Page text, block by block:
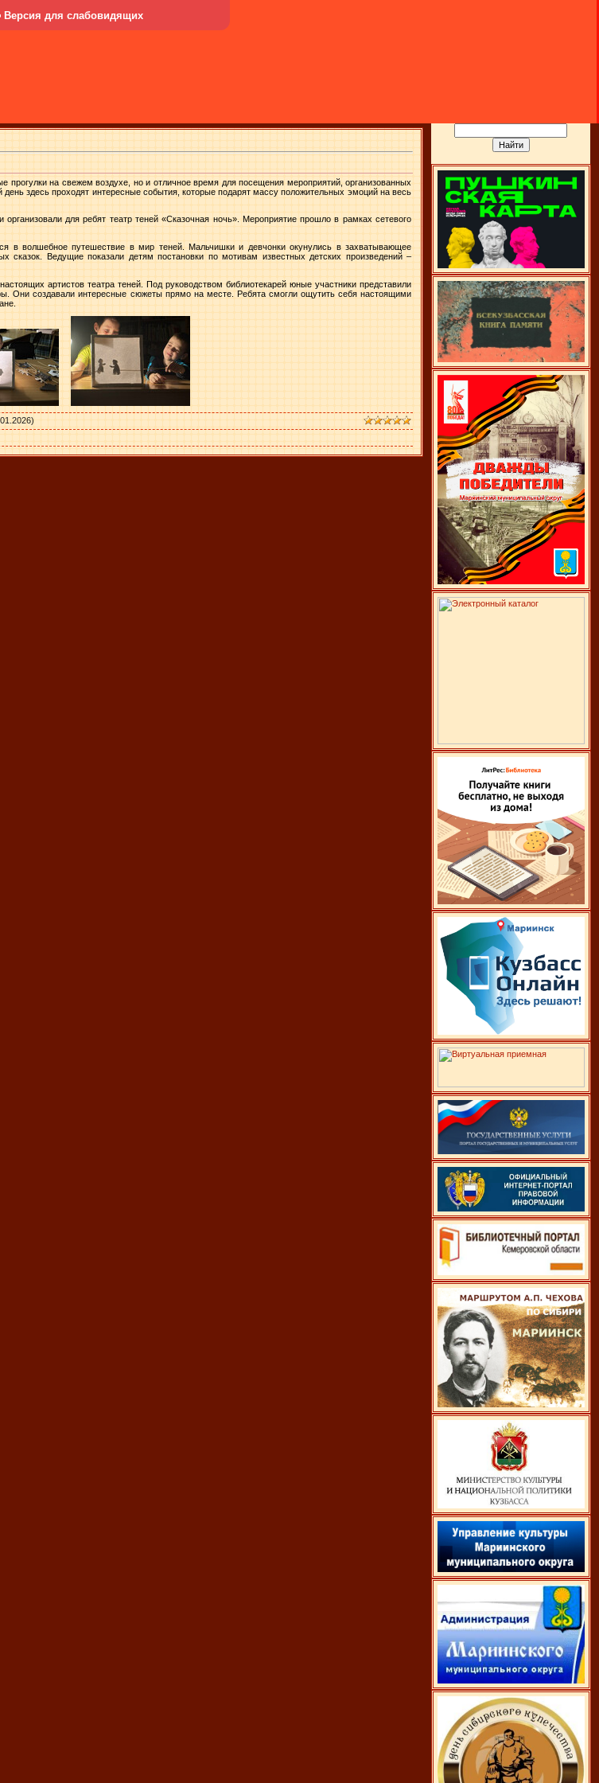
Версия для слабовидящих
прогулки на свежем воздухе, но и отличное время для посещения мероприятий, организованных
здесь проходят интересные события, которые подарят массу положительных эмоций на весь
для ребят театр теней «Сказочная ночь». Мероприятие прошло в рамках сетевого
в волшебное путешествие в мир теней. Мальчишки и девчонки окунулись в захватывающее
сказок. Ведущие показали детям постановки по мотивам известных детских произведений –
артистов театра теней. Под руководством библиотекарей юные участники представили
Они создавали интересные сюжеты прямо на месте. Ребята смогли ощутить себя настоящими